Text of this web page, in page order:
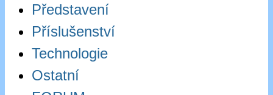
Představení
Příslušenství
Technologie
Ostatní